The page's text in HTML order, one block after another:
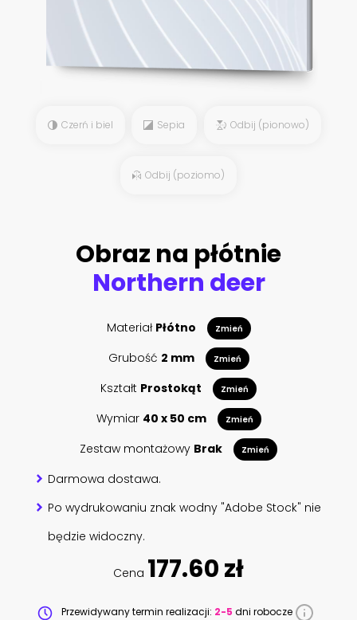
Czerń i biel Sepia Odbij (pionowo)
Odbij (poziomo)
Obraz na płótnie
Northern deer
Materiał Płótno Zmień
Grubość 2 mm Zmień
Kształt Prostokąt Zmień
Wymiar 40 x 50 cm Zmień
Zestaw montażowy Brak Zmień
Darmowa dostawa.
Po wydrukowaniu znak wodny "Adobe Stock" nie
będzie widoczny.
Cena 177.60 zł
Przewidywany termin realizacji: 2-5 dni robocze